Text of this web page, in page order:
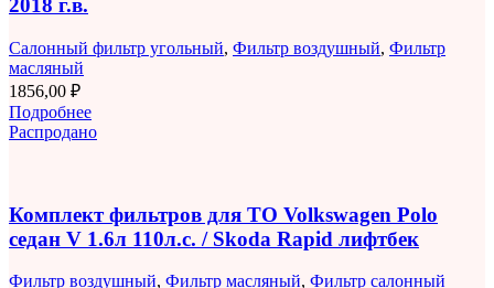
2018 г.в.
Салонный фильтр угольный, Фильтр воздушный, Фильтр
масляный
1856,00 ₽
Подробнее
Распродано
Комплект фильтров для ТО Volkswagen Polo
седан V 1.6л 110л.с. / Skoda Rapid лифтбек
Фильтр воздушный, Фильтр масляный, Фильтр салонный